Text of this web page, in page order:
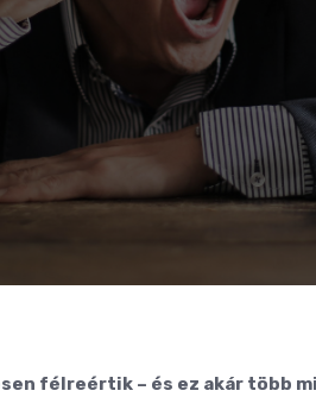
félreértik – és ez akár több